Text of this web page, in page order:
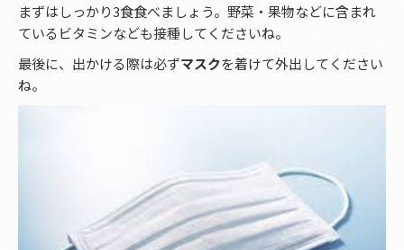
まずはしっかり3食食べましょう。野菜・果物などに含まれ
ているビタミンなども接種してくださいね。
最後に、出かける際は必ずマスクを着けて外出してください
ね。